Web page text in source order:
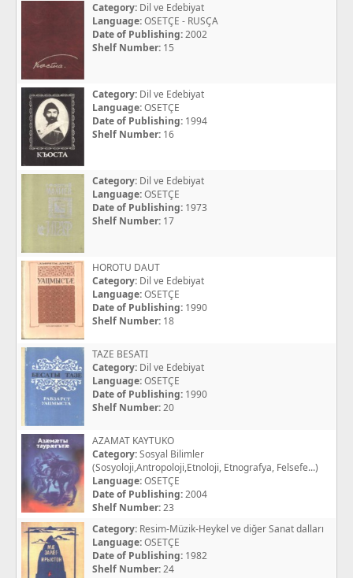
Category: Dil ve Edebiyat
Language:OSETÇE - RUSÇA
Date of Publishing:2002
Shelf Number: 15
Category: Dil ve Edebiyat
Language:OSETÇE
Date of Publishing: 1994
Shelf Number: 16
Category: Dil ve Edebiyat
Language:OSETÇE
Date of Publishing: 1973
Shelf Number: 17
HOROTU DAUT
Category: Dil ve Edebiyat
Language:OSETÇE
Date of Publishing: 1990
Shelf Number: 18
TAZE BESATI
Category: Dil ve Edebiyat
Language:OSETÇE
Date of Publishing: 1990
Shelf Number:20
AZAMAT KAYTUKO
Category:Sosyal Bilimler
(Sosyoloji,Antropoloji,Etnoloji, Etnografya, Felsefe...)
Language:OSETÇE
Date of Publishing:2004
Shelf Number:23
Category: Resim-Müzik-Heykel ve diğer Sanat dalları
Language:OSETÇE
Date of Publishing: 1982
Shelf Number:24